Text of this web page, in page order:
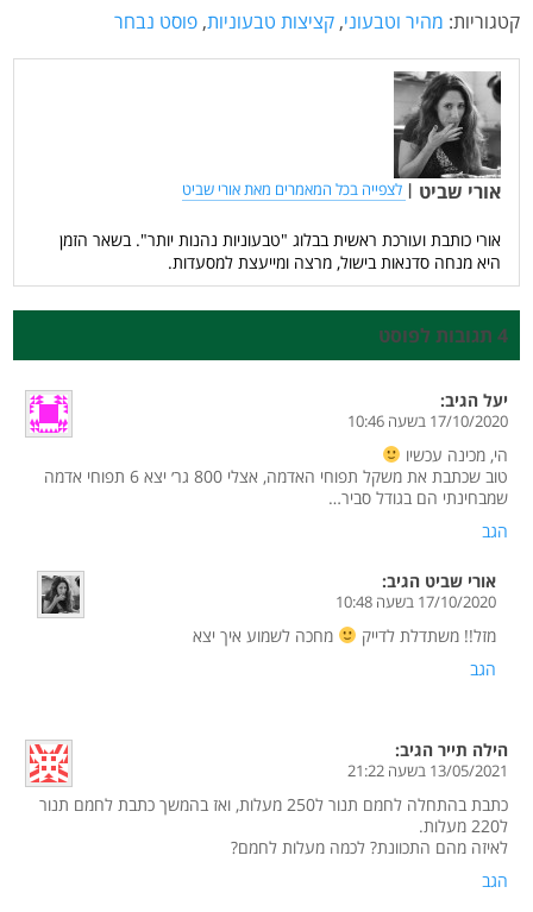
קטגוריות: מהיר וטבעוני, קציצות טבעוניות, פוסט נבחר
אורי שביט | לצפייה בכל המאמרים מאת אורי שביט
אורי כותבת ועורכת ראשית בבלוג "טבעוניות נהנות יותר". בשאר הזמן
היא מנחה סדנאות בישול, מרצה ומייעצת למסעדות.
4 תגובות לפוסט
יעל הגיב:
17/10/2020 בשעה 10:46
הי, מכינה עכשיו
טוב שכתבת את משקל תפוחי האדמה, אצלי 800 גר׳ יצא 6 תפוחי אדמה
שמבחינתי הם בגודל סביר…
הגב
אורי שביט הגיב:
17/10/2020 בשעה 10:48
מזל!! משתדלת לדייק
מחכה לשמוע איך יצא
הגב
הילה תייר הגיב:
13/05/2021 בשעה 21:22
כתבת בהתחלה לחמם תנור ל250 מעלות, ואז בהמשך כתבת לחמם תנור
ל220 מעלות.
לאיזה מהם התכוונת? לכמה מעלות לחמם?
הגב